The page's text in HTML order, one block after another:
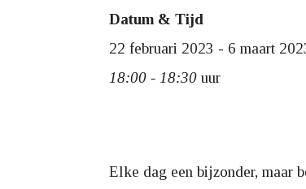
Datum & Tijd
22 februari 2023 - 6 maart
18:00 - 18:30 uur
Elke dag een bijzonder, maar